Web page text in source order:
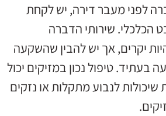
לפני מעבר דירה, יש לקחת
הכלכלי. שירותי הדברה
יקרים, אך יש להבין שהשקעה
בעתיד. טיפול נכון במזיקים יכול
שיכולות לנבוע מתקלות או נזקים